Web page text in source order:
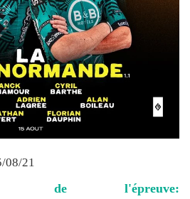
08/21
de l'épreuve: